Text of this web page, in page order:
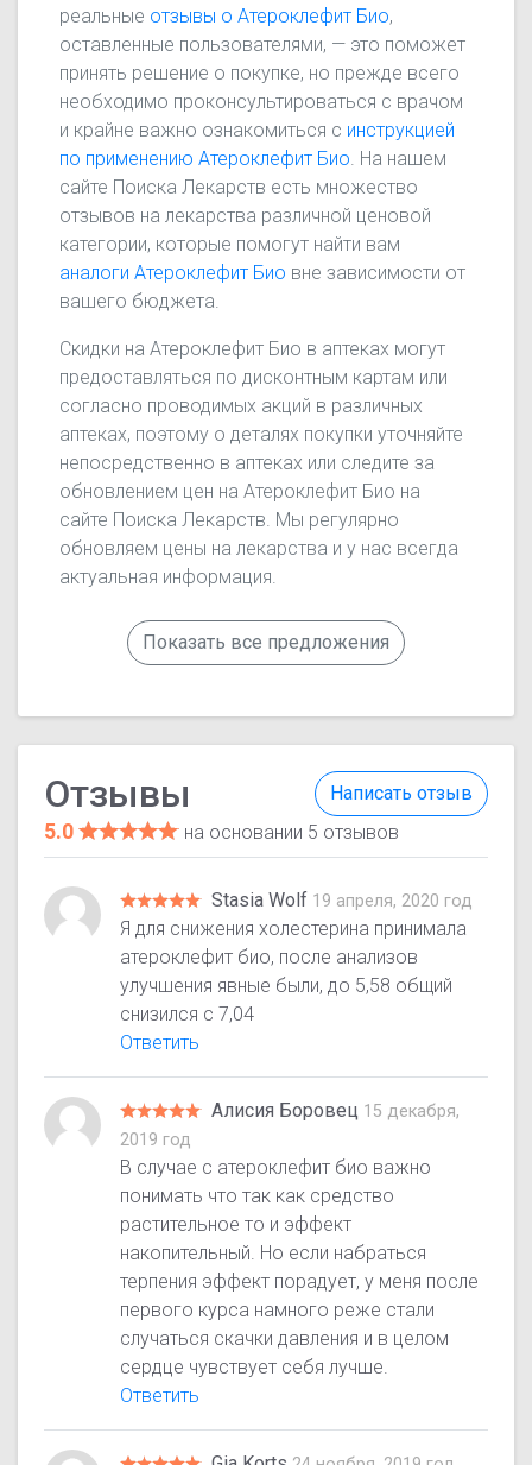
реальные отзывы о Атероклефит Био,
оставленные пользователями, — это поможет
принять решение о покупке, но прежде всего
необходимо проконсультироваться с врачом
и крайне важно ознакомиться с инструкцией
по применению Атероклефит Био . На нашем
сайте Поиска Лекарств есть множество
отзывов на лекарства различной ценовой
категории, которые помогут найти вам
аналоги Атероклефит Био вне зависимости от
вашего бюджета.
Скидки на Атероклефит Био в аптеках могут
предоставляться по дисконтным картам или
согласно проводимых акций в различных
аптеках, поэтому о деталях покупки уточняйте
непосредственно в аптеках или следите за
обновлением цен на Атероклефит Био на
сайте Поиска Лекарств. Мы регулярно
обновляем цены на лекарства и у нас всегда
актуальная информация.
Показать все предложения
Написать отзыв
Отзывы
5.0 на основании 5 отзывов
Stasia Wolf 19 апреля, 2020 год
Я для снижения холестерина принимала
атероклефит био, после анализов
улучшения явные были, до 5,58 общий
снизился с 7,04
Ответить
Алисия Боровец 15 декабря,
2019 год
В случае с атероклефит био важно
понимать что так как средство
растительное то и эффект
накопительный. Но если набраться
терпения эффект порадует, у меня после
первого курса намного реже стали
случаться скачки давления и в целом
сердце чувствует себя лучше.
Ответить